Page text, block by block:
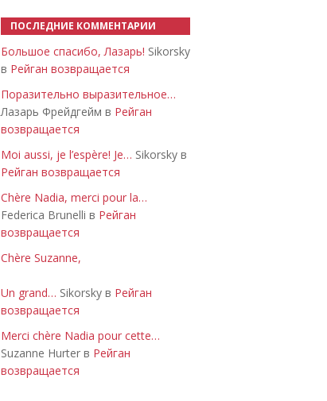
ПОСЛЕДНИЕ КОММЕНТАРИИ
Большое спасибо, Лазарь! Sikorsky
в Рейган возвращается
Поразительно выразительное…
Лазарь Фрейдгейм в Рейган
возвращается
Moi aussi, je l’espère! Je… Sikorsky в
Рейган возвращается
Chère Nadia, merci pour la…
Federica Brunelli в Рейган
возвращается
Chère Suzanne,
Un grand… Sikorsky в Рейган
возвращается
Merci chère Nadia pour cette…
Suzanne Hurter в Рейган
возвращается